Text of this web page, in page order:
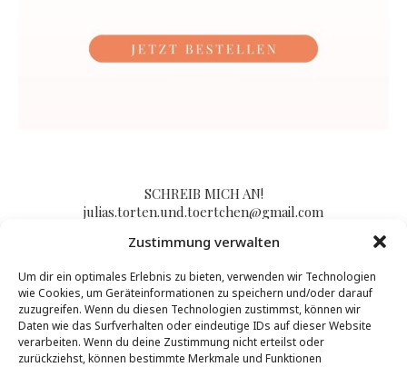
Zustimmung verwalten
Um dir ein optimales Erlebnis zu bieten, verwenden wir Technologien
wie Cookies, um Geräteinformationen zu speichern und/oder darauf
zuzugreifen. Wenn du diesen Technologien zustimmst, können wir
Daten wie das Surfverhalten oder eindeutige IDs auf dieser Website
verarbeiten. Wenn du deine Zustimmung nicht erteilst oder
zurückziehst, können bestimmte Merkmale und Funktionen
SCHREIB MICH AN!
julias.torten.und.toertchen@gmail.com
Impressum/Kontakt & Datenschutzerklärung